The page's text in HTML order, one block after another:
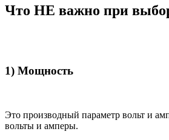
Что НЕ важно при
1) Мощность
Это производный параметр вольт и
вольты и амперы.